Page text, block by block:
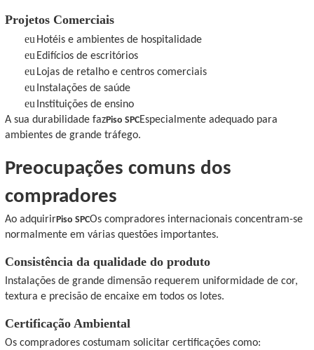
Projetos Comerciais
eu Hotéis e ambientes de hospitalidade
eu Edifícios de escritórios
eu Lojas de retalho e centros comerciais
eu Instalações de saúde
eu Instituições de ensino
A sua durabilidade fazPiso SPCEspecialmente adequado para
ambientes de grande tráfego.
Preocupações comuns dos
compradores
Ao adquirirPiso SPCOs compradores internacionais concentram-se
normalmente em várias questões importantes.
Consistência da qualidade do produto
Instalações de grande dimensão requerem uniformidade de cor,
textura e precisão de encaixe em todos os lotes.
Certificação Ambiental
Os compradores costumam solicitar certificações como: